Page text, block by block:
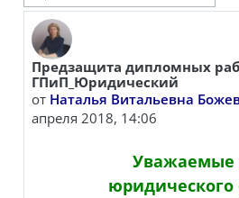
Предзащита дипломных
ГПиП_Юридический
от Наталья Витальевна
апреля 2018, 14:06
Количество ответов: 0
Уважаемые
юридического